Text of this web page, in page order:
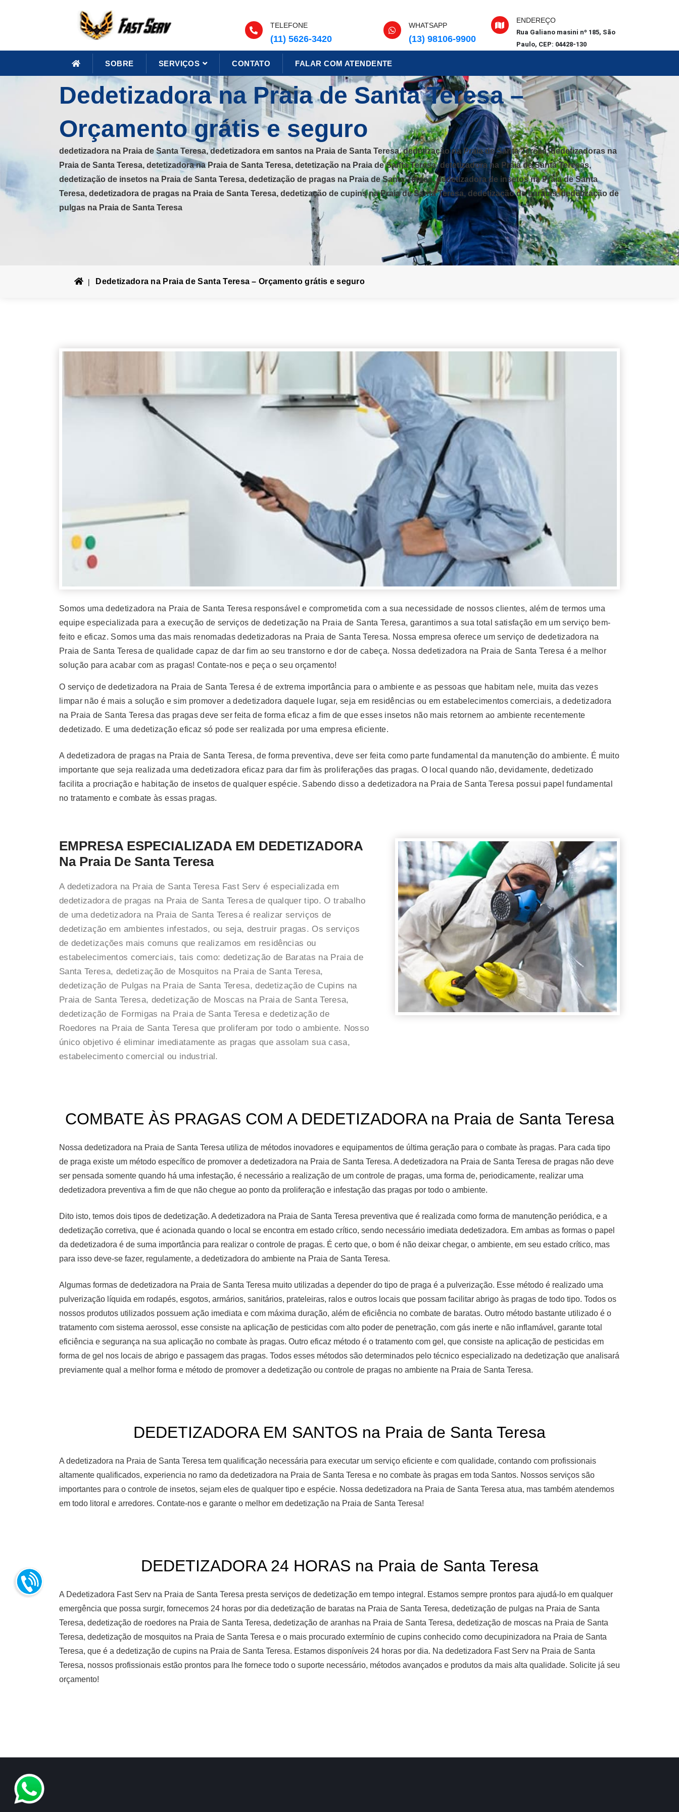
TELEFONE
(11) 5626-3420
WHATSAPP
(13) 98106-9900
ENDEREÇO
Rua Galiano masini nº 185, São
Paulo, CEP: 04428-130
SOBRE SERVIÇOS CONTATO FALAR COM ATENDENTE
Dedetizadora na Praia de Santa Teresa –
Orçamento grátis e seguro
dedetizadora na Praia de Santa Teresa, dedetizadora em santos na Praia de Santa Teresa, dedetização na Praia de Santa Teresa, dedetizadoras na
Praia de Santa Teresa, detetizadora na Praia de Santa Teresa, detetização na Praia de Santa Teresa, detetizadora na Praia de Santa Teresas,
dedetização de insetos na Praia de Santa Teresa, dedetização de pragas na Praia de Santa Teresa, dedetizadora de insetos na Praia de Santa
Teresa, dedetizadora de pragas na Praia de Santa Teresa, dedetização de cupins na Praia de Santa Teresa, dedetização de baratas, dedetização de
pulgas na Praia de Santa Teresa
Dedetizadora na Praia de Santa Teresa – Orçamento grátis e seguro
Somos uma dedetizadora na Praia de Santa Teresa responsável e comprometida com a sua necessidade de nossos clientes, além de termos uma
equipe especializada para a execução de serviços de dedetização na Praia de Santa Teresa, garantimos a sua total satisfação em um serviço bem-
feito e eficaz. Somos uma das mais renomadas dedetizadoras na Praia de Santa Teresa. Nossa empresa oferece um serviço de dedetizadora na
Praia de Santa Teresa de qualidade capaz de dar fim ao seu transtorno e dor de cabeça. Nossa dedetizadora na Praia de Santa Teresa é a melhor
solução para acabar com as pragas! Contate-nos e peça o seu orçamento!
O serviço de dedetizadora na Praia de Santa Teresa é de extrema importância para o ambiente e as pessoas que habitam nele, muita das vezes
limpar não é mais a solução e sim promover a dedetizadora daquele lugar, seja em residências ou em estabelecimentos comerciais, a dedetizadora
na Praia de Santa Teresa das pragas deve ser feita de forma eficaz a fim de que esses insetos não mais retornem ao ambiente recentemente
dedetizado. E uma dedetização eficaz só pode ser realizada por uma empresa eficiente.
A dedetizadora de pragas na Praia de Santa Teresa, de forma preventiva, deve ser feita como parte fundamental da manutenção do ambiente. É muito
importante que seja realizada uma dedetizadora eficaz para dar fim às proliferações das pragas. O local quando não, devidamente, dedetizado
facilita a procriação e habitação de insetos de qualquer espécie. Sabendo disso a dedetizadora na Praia de Santa Teresa possui papel fundamental
no tratamento e combate às essas pragas.
EMPRESA ESPECIALIZADA EM DEDETIZADORA
Na Praia De Santa Teresa
A dedetizadora na Praia de Santa Teresa Fast Serv é especializada em
dedetizadora de pragas na Praia de Santa Teresa de qualquer tipo. O trabalho
de uma dedetizadora na Praia de Santa Teresa é realizar serviços de
dedetização em ambientes infestados, ou seja, destruir pragas. Os serviços
de dedetizações mais comuns que realizamos em residências ou
estabelecimentos comerciais, tais como: dedetização de Baratas na Praia de
Santa Teresa, dedetização de Mosquitos na Praia de Santa Teresa,
dedetização de Pulgas na Praia de Santa Teresa, dedetização de Cupins na
Praia de Santa Teresa, dedetização de Moscas na Praia de Santa Teresa,
dedetização de Formigas na Praia de Santa Teresa e dedetização de
Roedores na Praia de Santa Teresa que proliferam por todo o ambiente. Nosso
único objetivo é eliminar imediatamente as pragas que assolam sua casa,
estabelecimento comercial ou industrial.
COMBATE ÀS PRAGAS COM A DEDETIZADORA na Praia de Santa Teresa
Nossa dedetizadora na Praia de Santa Teresa utiliza de métodos inovadores e equipamentos de última geração para o combate às pragas. Para cada tipo
de praga existe um método específico de promover a dedetizadora na Praia de Santa Teresa. A dedetizadora na Praia de Santa Teresa de pragas não deve
ser pensada somente quando há uma infestação, é necessário a realização de um controle de pragas, uma forma de, periodicamente, realizar uma
dedetizadora preventiva a fim de que não chegue ao ponto da proliferação e infestação das pragas por todo o ambiente.
Dito isto, temos dois tipos de dedetização. A dedetizadora na Praia de Santa Teresa preventiva que é realizada como forma de manutenção periódica, e a
dedetização corretiva, que é acionada quando o local se encontra em estado crítico, sendo necessário imediata dedetizadora. Em ambas as formas o papel
da dedetizadora é de suma importância para realizar o controle de pragas. É certo que, o bom é não deixar chegar, o ambiente, em seu estado crítico, mas
para isso deve-se fazer, regulamente, a dedetizadora do ambiente na Praia de Santa Teresa.
Algumas formas de dedetizadora na Praia de Santa Teresa muito utilizadas a depender do tipo de praga é a pulverização. Esse método é realizado uma
pulverização líquida em rodapés, esgotos, armários, sanitários, prateleiras, ralos e outros locais que possam facilitar abrigo às pragas de todo tipo. Todos os
nossos produtos utilizados possuem ação imediata e com máxima duração, além de eficiência no combate de baratas. Outro método bastante utilizado é o
tratamento com sistema aerossol, esse consiste na aplicação de pesticidas com alto poder de penetração, com gás inerte e não inflamável, garante total
eficiência e segurança na sua aplicação no combate às pragas. Outro eficaz método é o tratamento com gel, que consiste na aplicação de pesticidas em
forma de gel nos locais de abrigo e passagem das pragas. Todos esses métodos são determinados pelo técnico especializado na dedetização que analisará
previamente qual a melhor forma e método de promover a dedetização ou controle de pragas no ambiente na Praia de Santa Teresa.
DEDETIZADORA EM SANTOS na Praia de Santa Teresa
A dedetizadora na Praia de Santa Teresa tem qualificação necessária para executar um serviço eficiente e com qualidade, contando com profissionais
altamente qualificados, experiencia no ramo da dedetizadora na Praia de Santa Teresa e no combate às pragas em toda Santos. Nossos serviços são
importantes para o controle de insetos, sejam eles de qualquer tipo e espécie. Nossa dedetizadora na Praia de Santa Teresa atua, mas também atendemos
em todo litoral e arredores. Contate-nos e garante o melhor em dedetização na Praia de Santa Teresa!
DEDETIZADORA 24 HORAS na Praia de Santa Teresa
A Dedetizadora Fast Serv na Praia de Santa Teresa presta serviços de dedetização em tempo integral. Estamos sempre prontos para ajudá-lo em qualquer
emergência que possa surgir, fornecemos 24 horas por dia dedetização de baratas na Praia de Santa Teresa, dedetização de pulgas na Praia de Santa
Teresa, dedetização de roedores na Praia de Santa Teresa, dedetização de aranhas na Praia de Santa Teresa, dedetização de moscas na Praia de Santa
Teresa, dedetização de mosquitos na Praia de Santa Teresa e o mais procurado extermínio de cupins conhecido como decupinizadora na Praia de Santa
Teresa, que é a dedetização de cupins na Praia de Santa Teresa. Estamos disponíveis 24 horas por dia. Na dedetizadora Fast Serv na Praia de Santa
Teresa, nossos profissionais estão prontos para lhe fornece todo o suporte necessário, métodos avançados e produtos da mais alta qualidade. Solicite já seu
orçamento!